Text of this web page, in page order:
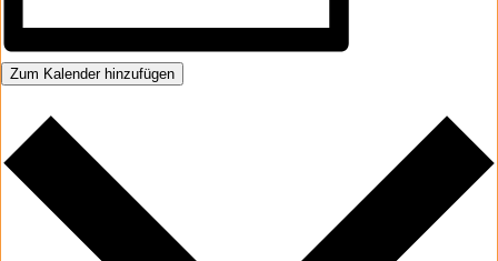
Zum Kalender hinzufügen